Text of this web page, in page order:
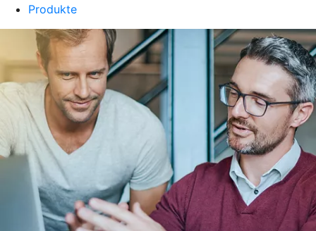
Produkte